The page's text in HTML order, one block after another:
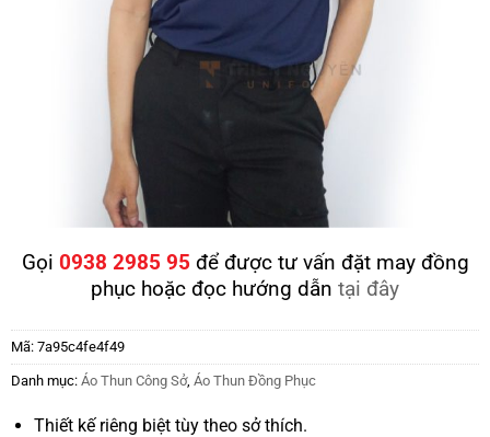
Gọi 0938 2985 95 để được tư vấn đặt may đồng
phục hoặc đọc hướng dẫn tại đây
Mã: 7a95c4fe4f49
Danh mục: Áo Thun Công Sở, Áo Thun Đồng Phục
Thiết kế riêng biệt tùy theo sở thích.